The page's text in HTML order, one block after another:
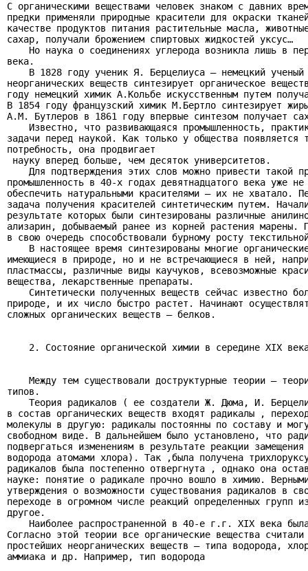
С органическими веществами человек знаком с давних
предки применяли природные красители для окраски
качестве продуктов питания растительные масла,
сахар, получали брожением спиртовых жидкостей уксус…
Но наука о соединениях углерода возникла лишь в
века.
В 1828 году ученик Я. Берцелиуса – немецкий ученый
неорганических веществ синтезирует органическое
году немецкий химик А.Кольбе искусственным путем
В 1854 году французский химик М.Бертло синтезирует
А.М. Бутлеров в 1861 году впервые синтезом получает
Известно, что развивающаяся промышленность,
задачи перед наукой. Как только у общества появляется
потребность, она продвигает
науку вперед больше, чем десяток университетов.
Для подтверждения этих слов можно привести такой
промышленность в 40-х годах девятнадцатого века уже
обеспечить натуральными красителями – их не хватало.
задача получения красителей синтетическим путем.
результате которых были синтезированы различные
ализарин, добываемый ранее из корней растения марены.
в свою очередь способствовали бурному росту
В настоящее время синтезированы многие
имеющиеся в природе, но и не встречающиеся в ней,
пластмассы, различные виды каучуков, всевозможные
вещества, лекарственные препараты.
Синтетически полученных веществ сейчас известно
природе, и их число быстро растет. Начинают
сложных органических веществ – белков.
2. Состояние органической химии в середине ХIХ
Между тем существовали доструктурные теории –
типов.
Теория радикалов ( ее создатели Ж. Дюма, И.
в состав органических веществ входят радикалы ,
молекулы в другую: радикалы постоянны по составу и
свободном виде. В дальнейшем было установлено, что
подвергаться изменениям в результате реакции
водорода атомами хлора). Так ,была получена
радикалов была постепенно отвергнута , однако она
науке: понятие о радикале прочно вошло в химию.
утверждения о возможности существования радикалов в
переходе в огромном числе реакций определенных групп
другое.
Наиболее распространенной в 40-е г.г. ХIХ века
Согласно этой теории все органические вещества считали
простейших неорганических веществ – типа водорода,
аммиака и др. Например, тип водорода